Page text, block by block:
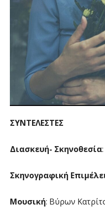
ΣΥΝΤΕΛΕΣΤΕΣ
Διασκευή- Σκηνοθεσία
Σκηνογραφική
Μουσική: Βύρων